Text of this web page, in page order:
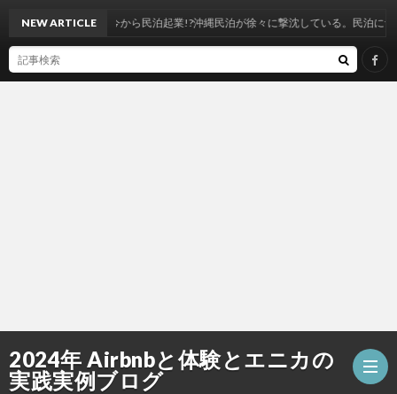
2024年 Airbnbと体験とエニカの
実践実例ブログ
NEW ARTICLE今から民泊起業!?沖縄民泊が徐々に撃沈している。民泊について